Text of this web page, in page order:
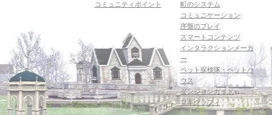
コミュニティポイント
町のシステム
コミュニケーション
序盤のプレイ
スマートコンテンツ
インタラクションメーカ
ー
ペット探検隊・ペットハ
ウス
ダンジョンガイド
マギグラフィ